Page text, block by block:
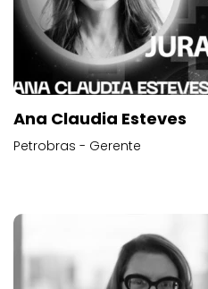
Ana Claudia Esteves
Petrobras - Gerente